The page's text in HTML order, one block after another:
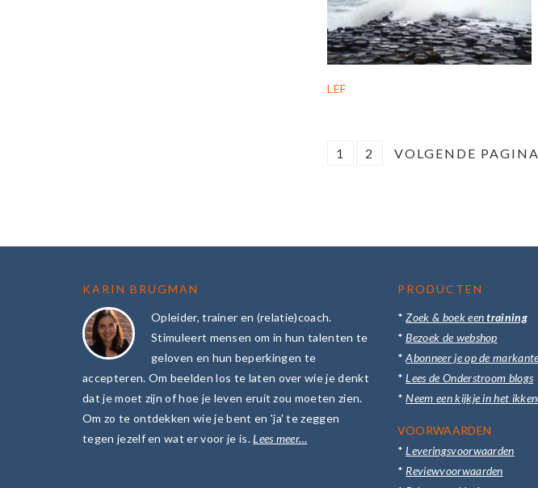
LEF
PAGINA
1 PAGINA
2
GA
VOLGENDE
KARIN BRUGMAN
Opleider, trainer en (relatie)coach.
Stimuleert mensen om in hun talenten te
geloven en hun beperkingen te
accepteren. Om beelden los te laten over wie je denkt
dat je moet zijn of hoe je leven eruit zou moeten zien.
Om zo te ontdekken wie je bent en 'ja' te zeggen
tegen jezelf en wat er voor je is.Lees meer…
PRODUCTEN
*Zoek & boek eentraining
*Bezoek de webshop
*Abonneer je op de
*Lees de Onderstroom blogs
*Neem een kijkje in het
VOORWAARDEN
*Leveringsvoorwaarden
* Reviewvoorwaarden